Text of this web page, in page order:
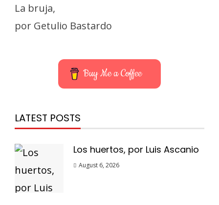
La bruja,
por Getulio Bastardo
Buy Me a Coffee
LATEST POSTS
Los huertos, por Luis Ascanio
August 6, 2026